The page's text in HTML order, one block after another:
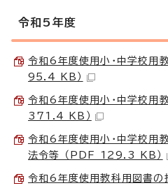
令和5年度
令和6年度使用小・中学校用
95.4 KB）
令和6年度使用小・中学校用
371.4 KB）
令和6年度使用小・中学校用
法令等 （PDF 129.3 KB）
令和6年度使用教科用図書の